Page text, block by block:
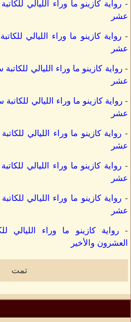
- رواية كازينو ما وراء الليالي
عشر
-رواية كازينو ما وراء الليالي
عشر
-رواية كازينو ما وراء الليالي
عشر
-رواية كازينو ما وراء الليالي
عشر
- رواية كازينو ما وراء الليالي
عشر
- رواية كازينو ما وراء الليالي
عشر
- رواية كازينو ما وراء الليالي
عشر
-رواية كازينو ما وراء الليالي
العشرون والأخير
تمت